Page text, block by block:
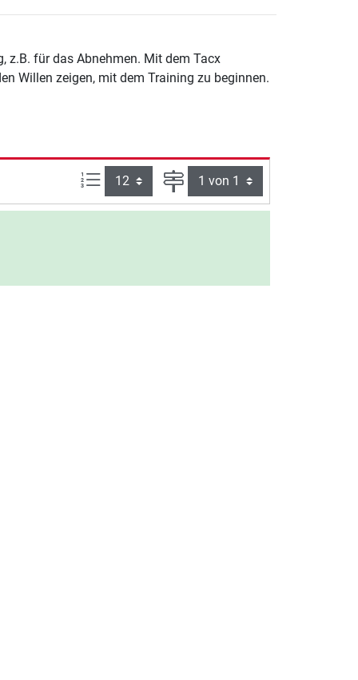
z.B. für das Abnehmen. Mit dem Tacx
Willen zeigen, mit dem Training zu beginnen.
Artikel pro Seite: Seite